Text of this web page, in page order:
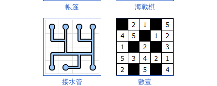
帳篷 海戰棋
接水管 數壹